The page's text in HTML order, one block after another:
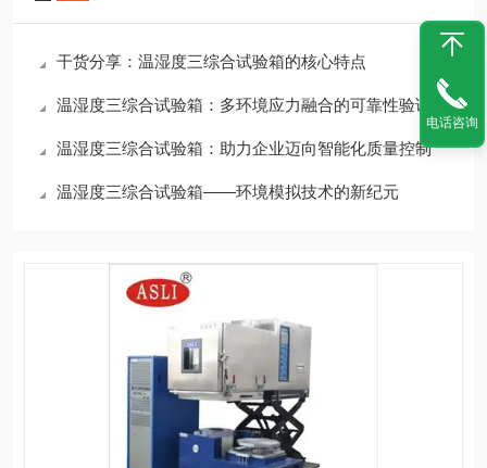
干货分享：温湿度三综合试验箱的核心特点
温湿度三综合试验箱：多环境应力融合的可靠性验证平台
温湿度三综合试验箱：助力企业迈向智能化质量控制
温湿度三综合试验箱——环境模拟技术的新纪元
电话咨询